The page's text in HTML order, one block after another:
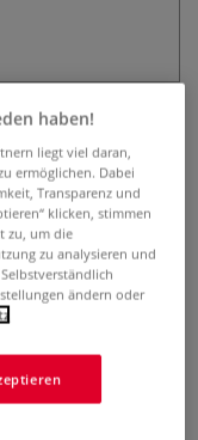
Flop-
mit ihrem
pro Näpfchen.
haben!
liegt viel daran,
ermöglichen. Dabei
Transparenz und
klicken, stimmen
zu, um die
zu analysieren und
ändern oder